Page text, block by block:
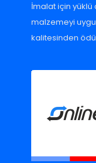
İmalat için yüklü
malzemeyi
kalitesinden